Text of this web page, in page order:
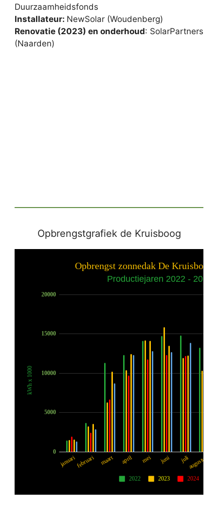
Duurzaamheidsfonds
Installateur: NewSolar (Woudenberg)
Renovatie (2023) en onderhoud: SolarPartners
(Naarden)
Opbrengstgrafiek de Kruisboog